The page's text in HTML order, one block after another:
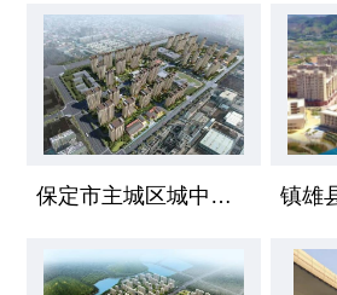
人才招聘
联系我们
保定市主城区城中村安置区项目